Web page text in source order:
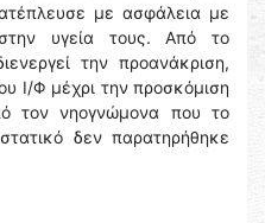
με ασφάλεια με
υγεία τους. Από το
την προανάκριση,
Ι/Φ μέχρι την προσκόμιση
τον νηογνώμονα που το
δεν παρατηρήθηκε